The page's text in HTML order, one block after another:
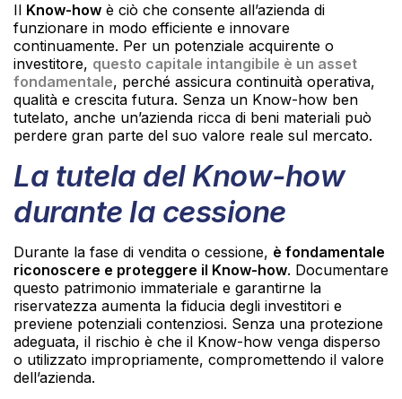
Il Know-how è ciò che consente all’azienda di
funzionare in modo efficiente e innovare
continuamente. Per un potenziale acquirente o
investitore, questo capitale intangibile è un asset
fondamentale, perché assicura continuità operativa,
qualità e crescita futura. Senza un Know-how ben
tutelato, anche un’azienda ricca di beni materiali può
perdere gran parte del suo valore reale sul mercato.
La tutela del Know-how
durante la cessione
Durante la fase di vendita o cessione, è fondamentale
riconoscere e proteggere il Know-how. Documentare
questo patrimonio immateriale e garantirne la
riservatezza aumenta la fiducia degli investitori e
previene potenziali contenziosi. Senza una protezione
adeguata, il rischio è che il Know-how venga disperso
o utilizzato impropriamente, compromettendo il valore
dell’azienda.